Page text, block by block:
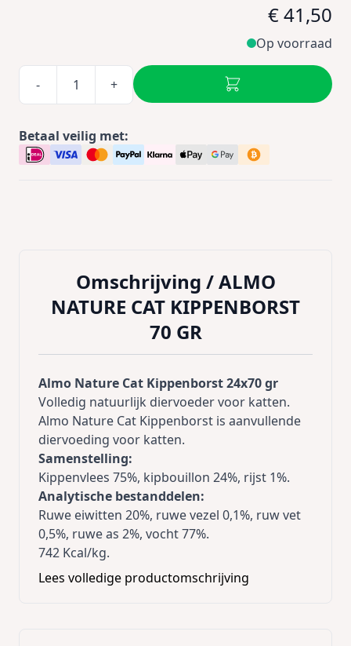
€ 41,50
Op voorraad
- +
Betaal veilig met:
Omschrijving /ALMO
NATURE CAT KIPPENBORST
70 GR
Almo Nature Cat Kippenborst 24x70 gr
Volledig natuurlijk diervoeder voor katten.
Almo Nature Cat Kippenborst is aanvullende
diervoeding voor katten.
Samenstelling:
Kippenvlees 75%, kipbouillon 24%, rijst 1%.
Analytische bestanddelen:
Ruwe eiwitten 20%, ruwe vezel 0,1%, ruw vet
0,5%, ruwe as 2%, vocht 77%.
742 Kcal/kg.
Voedingsadvies:Wij adviseren katten te
voeden met 40% droogvoer en 60% natvoer.
Lees volledige productomschrijving